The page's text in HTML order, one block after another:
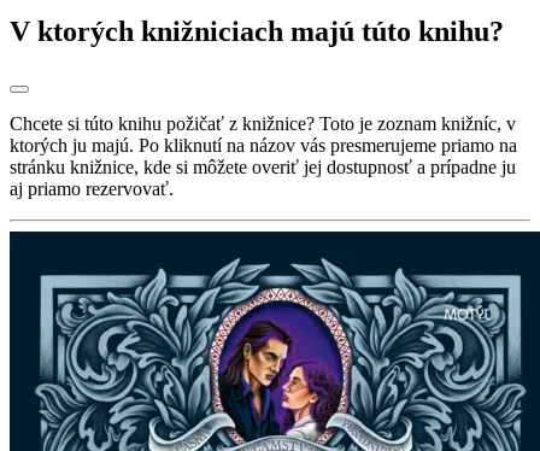
V ktorých knižniciach majú túto knihu?
Chcete si túto knihu požičať z knižnice? Toto je zoznam knižníc, v
ktorých ju majú. Po kliknutí na názov vás presmerujeme priamo na
stránku knižnice, kde si môžete overiť jej dostupnosť a prípadne ju
aj priamo rezervovať.